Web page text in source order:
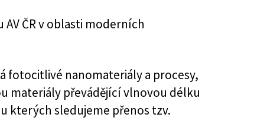
ČR v oblasti moderních
fotocitlivé nanomateriály a procesy,
materiály převádějící vlnovou délku
kterých sledujeme přenos tzv.